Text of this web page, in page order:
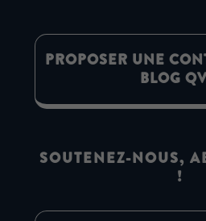
PROPOSER UNE
BLOG
SOUTENEZ-NOUS,
!